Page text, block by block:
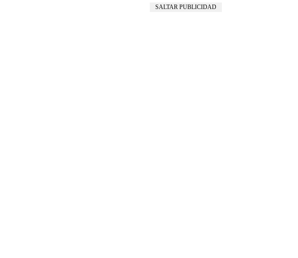
SALTAR PUBLICIDAD